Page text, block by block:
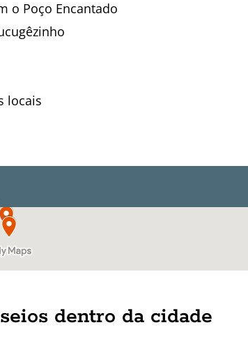
o Poço Encantado
locais
dentro da cidade